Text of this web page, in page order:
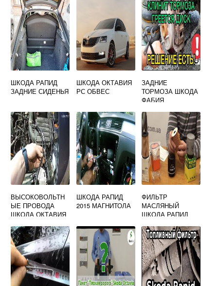
ШКОДА РАПИД
ЗАДНИЕ СИДЕНЬЯ
ШКОДА ОКТАВИЯ
РС ОБВЕС
ЗАДНИЕ
ТОРМОЗА ШКОДА
ФАБИЯ
ВЫСОКОВОЛЬТН
ЫЕ ПРОВОДА
ШКОДА ОКТАВИЯ
ШКОДА РАПИД
2015 МАГНИТОЛА
ФИЛЬТР
МАСЛЯНЫЙ
ШКОДА РАПИД